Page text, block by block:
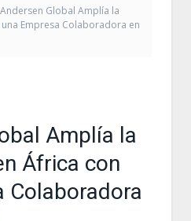
Andersen Global Amplía la
Empresa Colaboradora en
Amplía la
África con
Colaboradora